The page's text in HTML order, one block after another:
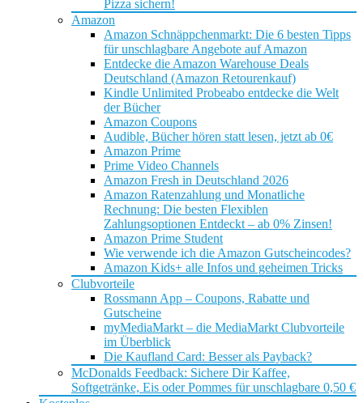
Pizza sichern!
Amazon
Amazon Schnäppchenmarkt: Die 6 besten Tipps
für unschlagbare Angebote auf Amazon
Entdecke die Amazon Warehouse Deals
Deutschland (Amazon Retourenkauf)
Kindle Unlimited Probeabo entdecke die Welt
der Bücher
Amazon Coupons
Audible, Bücher hören statt lesen, jetzt ab 0€
Amazon Prime
Prime Video Channels
Amazon Fresh in Deutschland 2026
Amazon Ratenzahlung und Monatliche
Rechnung: Die besten Flexiblen
Zahlungsoptionen Entdeckt – ab 0% Zinsen!
Amazon Prime Student
Wie verwende ich die Amazon Gutscheincodes?
Amazon Kids+ alle Infos und geheimen Tricks
Clubvorteile
Rossmann App – Coupons, Rabatte und
Gutscheine
myMediaMarkt – die MediaMarkt Clubvorteile
im Überblick
Die Kaufland Card: Besser als Payback?
McDonalds Feedback: Sichere Dir Kaffee,
Softgetränke, Eis oder Pommes für unschlagbare 0,50 €